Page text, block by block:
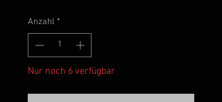
Anzahl *
Nur noch 6 verfügbar